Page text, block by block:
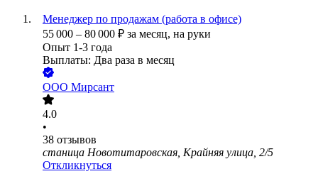
Менеджер по продажам (работа в офисе)
55 000 – 80 000 ₽ за месяц, на руки
Опыт 1-3 года
Выплаты: Два раза в месяц
ООО Мирсант
4.0
•
38 отзывов
станица Новотитаровская, Крайняя улица, 2/5
Откликнуться